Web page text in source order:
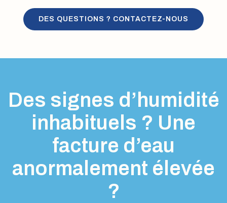
DES QUESTIONS ? CONTACTEZ-NOUS
Des signes d’humidité
inhabituels ? Une
facture d’eau
anormalement élevée
?